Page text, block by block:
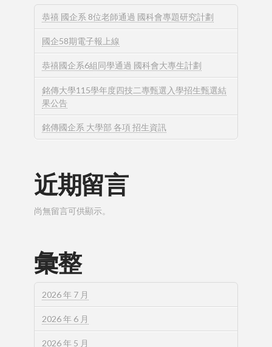
恭禧 國企系 8位老師通過 國科會專題研究計劃
國企58期電子報上線
恭禧國企系6組同學通過 國科會大專生計劃
銘傳大學115學年度四技二專甄選入學招生甄選結
果公告
銘傳國企系 大學部 各項 招生資訊
近期留言
尚無留言可供顯示。
彙整
2026 年 7 月
2026 年 6 月
2026 年 5 月